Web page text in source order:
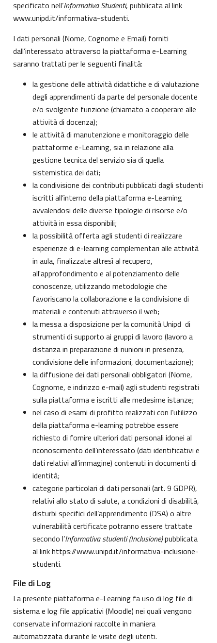
specificato nell’Informativa Studenti, pubblicata al link
www.unipd.it/informativa-studenti.
I dati personali (Nome, Cognome e Email) forniti
dall’interessato attraverso la piattaforma e-Learning
saranno trattati per le seguenti finalità:
la gestione delle attività didattiche e di valutazione
degli apprendimenti da parte del personale docente
e/o svolgente funzione (chiamato a cooperare alle
attività di docenza);
le attività di manutenzione e monitoraggio delle
piattaforme e-Learning, sia in relazione alla
gestione tecnica del servizio sia di quella
sistemistica dei dati;
la condivisione dei contributi pubblicati dagli studenti
iscritti all’interno della piattaforma e-Learning
avvalendosi delle diverse tipologie di risorse e/o
attività in essa disponibili;
la possibilità offerta agli studenti di realizzare
esperienze di e-learning complementari alle attività
in aula, finalizzate altresì al recupero,
all'approfondimento e al potenziamento delle
conoscenze, utilizzando metodologie che
favoriscano la collaborazione e la condivisione di
materiali e contenuti attraverso il web;
la messa a disposizione per la comunità Unipd di
strumenti di supporto ai gruppi di lavoro (lavoro a
distanza in preparazione di riunioni in presenza,
condivisione delle informazioni, documentazione);
la diffusione dei dati personali obbligatori (Nome,
Cognome, e indirizzo e-mail) agli studenti registrati
sulla piattaforma e iscritti alle medesime istanze;
nel caso di esami di profitto realizzati con l’utilizzo
della piattaforma e-learning potrebbe essere
richiesto di fornire ulteriori dati personali idonei al
riconoscimento dell’interessato (dati identificativi e
dati relativi all’immagine) contenuti in documenti di
identità;
categorie particolari di dati personali (art. 9 GDPR),
relativi allo stato di salute, a condizioni di disabilità,
disturbi specifici dell’apprendimento (DSA) o altre
vulnerabilità certificate potranno essere trattate
secondo l’Informativa studenti (Inclusione)pubblicata
al linkhttps://www.unipd.it/informativa-inclusione-
studenti.
File di Log
La presente piattaforma e-Learning fa uso di log file di
sistema e log file applicativi (Moodle) nei quali vengono
conservate informazioni raccolte in maniera
automatizzata durante le visite degli utenti.